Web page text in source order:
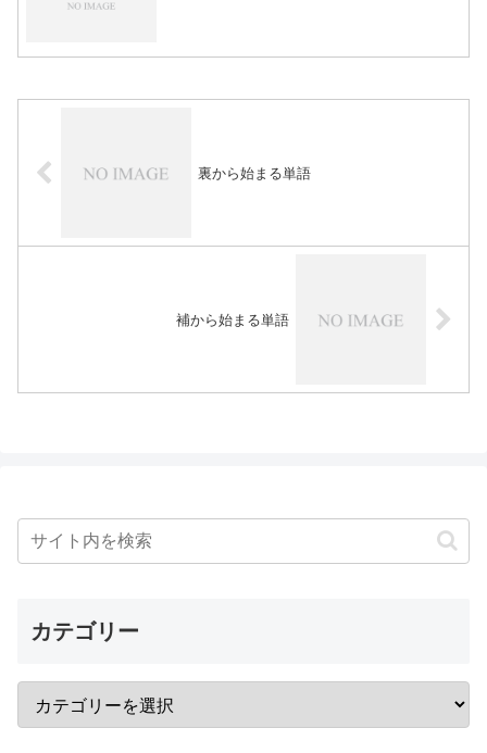
裏から始まる単語
補から始まる単語
カテゴリー